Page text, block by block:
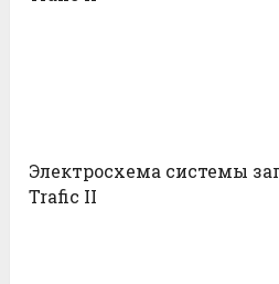
Электросхема системы
Trafic II